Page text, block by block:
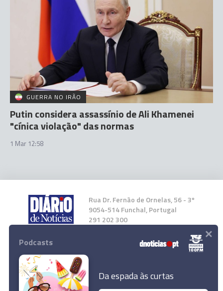
GUERRA NO IRÃO
Putin considera assassínio de Ali Khamenei
"cínica violação" das normas
1 Mar 12:58
Rua Dr. Fernão de Ornelas, 56 - 3º
9054-514 Funchal, Portugal
291 202 300
Instale a nossa App
Podcasts
Da espada às curtas
×